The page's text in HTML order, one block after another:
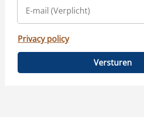
Privacy policy
Versturen